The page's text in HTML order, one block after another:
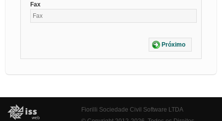
Fax
Próximo
Fiorilli Sociedade Civil Software LTDA